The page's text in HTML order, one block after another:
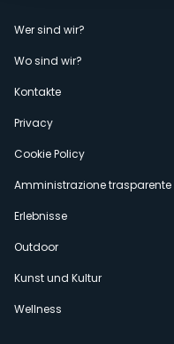
Menù
secondario
Wer sind wir?
Wo sind wir?
Kontakte
Privacy
Cookie Policy
Amministrazione trasparente
Erlebnisse
Outdoor
Kunst und Kultur
Wellness